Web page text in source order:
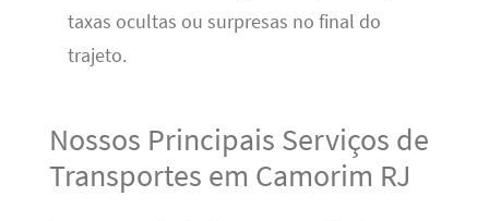
taxas ocultas ou surpresas no final do
trajeto.
Nossos Principais Serviços de
Transportes em Camorim RJ